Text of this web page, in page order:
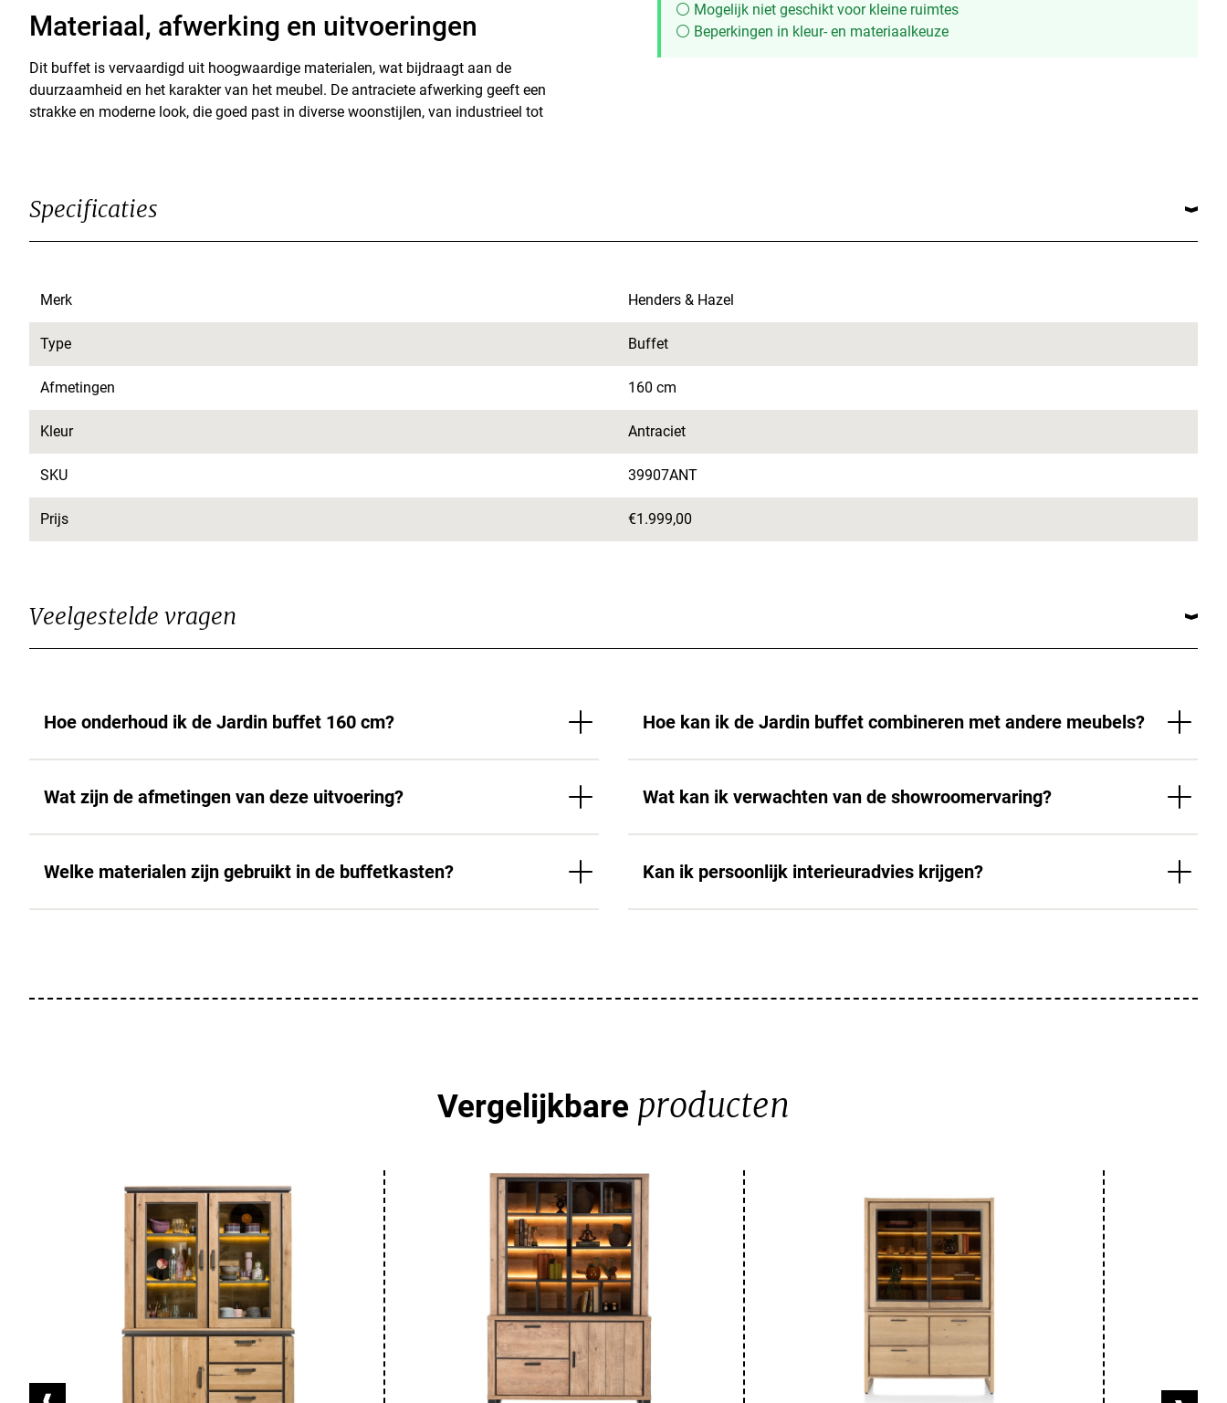
Materiaal, afwerking en uitvoeringen
Dit buffet is vervaardigd uit hoogwaardige materialen, wat bijdraagt aan de
duurzaamheid en het karakter van het meubel. De antraciete afwerking geeft een
strakke en moderne look, die goed past in diverse woonstijlen, van industrieel tot
⚪ Mogelijk niet geschikt voor kleine ruimtes
⚪ Beperkingen in kleur- en materiaalkeuze
Specificaties
Merk Henders & Hazel
Type Buffet
Afmetingen 160 cm
Kleur Antraciet
SKU 39907ANT
Prijs €1.999,00
Veelgestelde vragen
Hoe onderhoud ik de Jardin buffet 160 cm?
Wat zijn de afmetingen van deze uitvoering?
Welke materialen zijn gebruikt in de buffetkasten?
Hoe kan ik de Jardin buffet combineren met andere meubels?
Wat kan ik verwachten van de showroomervaring?
Kan ik persoonlijk interieuradvies krijgen?
Vergelijkbare producten